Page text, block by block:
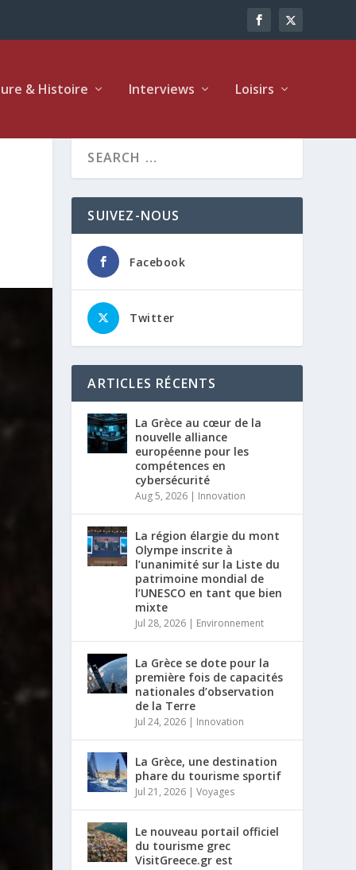
& Histoire Interviews Loisirs
SUIVEZ-NOUS
Facebook
Twitter
ARTICLES RÉCENTS
La Grèce au cœur de la
nouvelle alliance
européenne pour les
compétences en
cybersécurité
Aug 5, 2026 | Innovation
La région élargie du mont
Olympe inscrite à
l’unanimité sur la Liste du
patrimoine mondial de
l’UNESCO en tant que bien
mixte
Jul 28, 2026 | Environnement
La Grèce se dote pour la
première fois de capacités
nationales d’observation
de la Terre
Jul 24, 2026 | Innovation
La Grèce, une destination
phare du tourisme sportif
Jul 21, 2026 |Voyages
Le nouveau portail officiel
du tourisme grec
VisitGreece.gr est